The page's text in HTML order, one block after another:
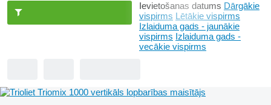
Ievietošanas datums Dārgākie
vispirms Lētākie vispirms
Izlaiduma gads - jaunākie
vispirms Izlaiduma gads -
vecākie vispirms